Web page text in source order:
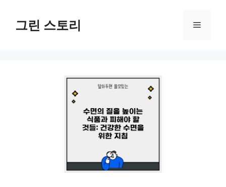
그린 스토리 메